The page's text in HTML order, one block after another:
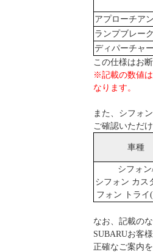
アプローチア
ランプブレー
ディパーチャ
この仕様はお
※記載の数値
なります。
また、シフォ
ご確認いただ
車種
シフォ
シフォン カス
フォン トライ
なお、記載の
SUBARUお客
正確なご案内